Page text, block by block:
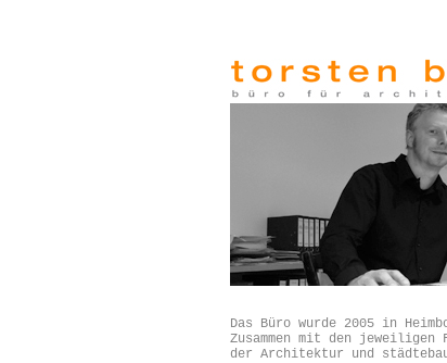
Das Büro wurde 2005 in
Zusammen mit den jeweiligen
der Architektur und